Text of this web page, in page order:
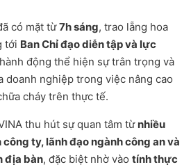
có mặt từ7h sáng, trao lẵng hoa
tới Ban Chỉ đạo diễn tập và lực
động thể hiện sự trân trọng và
doanh nghiệp trong việc nâng cao
cháy trên thực tế.
thu hút sự quan tâm từ nhiều
công ty, lãnh đạo ngành công an và
địa bàn, đặc biệt nhờ vào tính thực